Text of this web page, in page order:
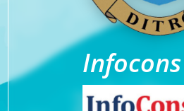
Infocons